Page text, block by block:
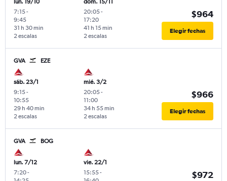
lun. 19/10
7:15-
9:45
2 escalas
31 h 30 min
dom. 15/11
20:05-
17:20
2 escalas
41 h 15 min
$964
Elegir fechas
GVA EZE
sáb. 23/1
9:15-
10:55
2 escalas
29 h 40 min
mié. 3/2
20:05-
11:00
2 escalas
34 h 55 min
$966
Elegir fechas
GVA BOG
lun. 7/12
7:20-
vie. 22/1
15:55-
$972